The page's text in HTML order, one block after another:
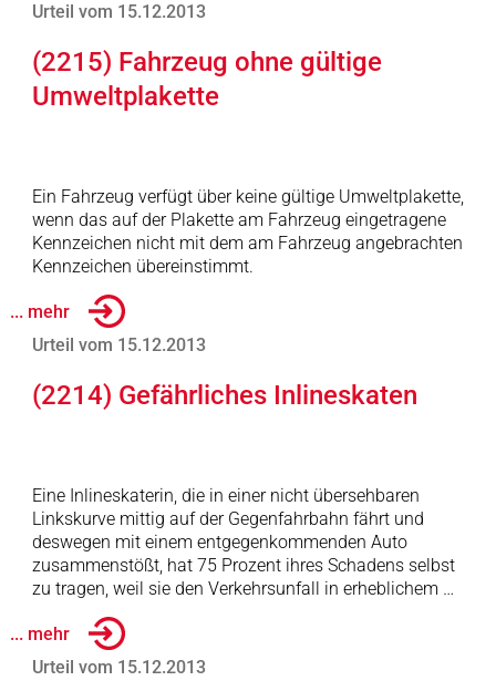
Urteil vom 15.12.2013
(2215) Fahrzeug ohne gültige
Umweltplakette
Ein Fahrzeug verfügt über keine gültige Umweltplakette,
wenn das auf der Plakette am Fahrzeug eingetragene
Kennzeichen nicht mit dem am Fahrzeug angebrachten
Kennzeichen übereinstimmt.
... mehr
Urteil vom 15.12.2013
(2214) Gefährliches Inlineskaten
Eine Inlineskaterin, die in einer nicht übersehbaren
Linkskurve mittig auf der Gegenfahrbahn fährt und
deswegen mit einem entgegenkommenden Auto
zusammenstößt, hat 75 Prozent ihres Schadens selbst
zu tragen, weil sie den Verkehrsunfall in erheblichem …
... mehr
Urteil vom 15.12.2013